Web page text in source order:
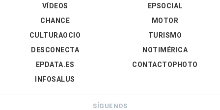
VÍDEOS
EPSOCIAL
CHANCE
CULTURAOCIO
DESCONECTA
EPDATA.ES
INFOSALUS
MOTOR
TURISMO
NOTIMÉRICA
CONTACTOPHOTO
SÍGUENOS